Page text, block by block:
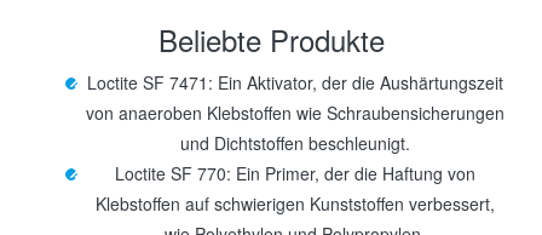
Beliebte Produkte
Loctite SF 7471: Ein Aktivator, der die Aushärtungszeit
von anaeroben Klebstoffen wie Schraubensicherungen
und Dichtstoffen beschleunigt.
Loctite SF 770: Ein Primer, der die Haftung von
Klebstoffen auf schwierigen Kunststoffen verbessert,